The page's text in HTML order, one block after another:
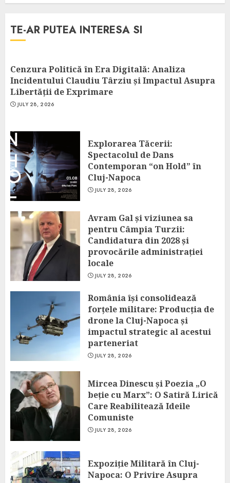
TE-AR PUTEA INTERESA SI
Cenzura Politică în Era Digitală: Analiza
Incidentului Claudiu Târziu și Impactul Asupra
Libertății de Exprimare
JULY 28, 2026
Explorarea Tăcerii:
Spectacolul de Dans
Contemporan “on Hold” în
Cluj-Napoca
JULY 28, 2026
Avram Gal și viziunea sa
pentru Câmpia Turzii:
Candidatura din 2028 și
provocările administrației
locale
JULY 28, 2026
România își consolidează
forțele militare: Producția de
drone la Cluj-Napoca și
impactul strategic al acestui
parteneriat
JULY 28, 2026
Mircea Dinescu și Poezia „O
beție cu Marx”: O Satiră Lirică
Care Reabilitează Ideile
Comuniste
JULY 28, 2026
Expoziție Militară în Cluj-
Napoca: O Privire Asupra